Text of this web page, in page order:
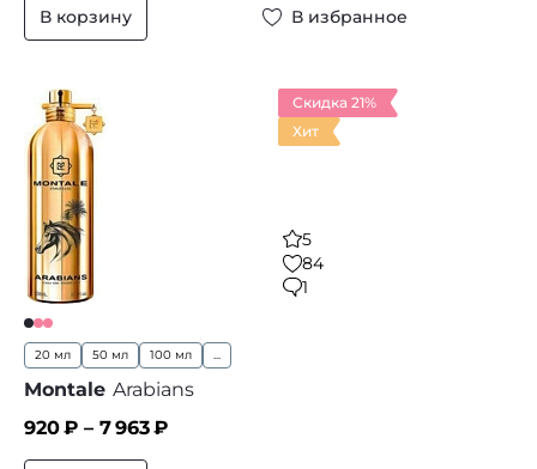
В корзину В избранное
Скидка 21%
Хит
5
84
1
20 мл 50 мл 100 мл ...
Montale Arabians
920₽ – 7 963₽